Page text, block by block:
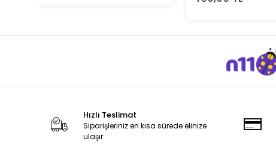
Hızlı Teslimat
Siparişleriniz en kısa sürede elinize
ulaşır.